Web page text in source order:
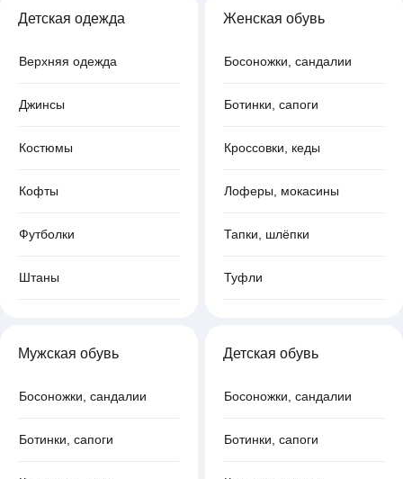
Детская одежда
Верхняя одежда
Джинсы
Костюмы
Кофты
Футболки
Штаны
Женская обувь
Босоножки, сандалии
Ботинки, сапоги
Кроссовки, кеды
Лоферы, мокасины
Тапки, шлёпки
Туфли
Мужская обувь
Босоножки, сандалии
Ботинки, сапоги
Детская обувь
Босоножки, сандалии
Ботинки, сапоги